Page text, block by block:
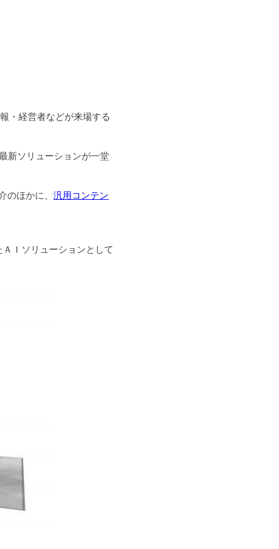
・経営者などが来場する
新ソリューションが一堂
のほかに、汎用コンテン
Ｉソリューションとして